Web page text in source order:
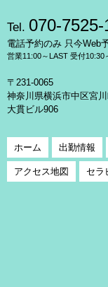
Tel. 070-7525-
電話予約のみ 只今Web
営業11:00～LAST 受付10:30
〒231-0065
神奈川県横浜市中区宮
大貫ビル906
ホーム 出勤情報
アクセス地図 セラ